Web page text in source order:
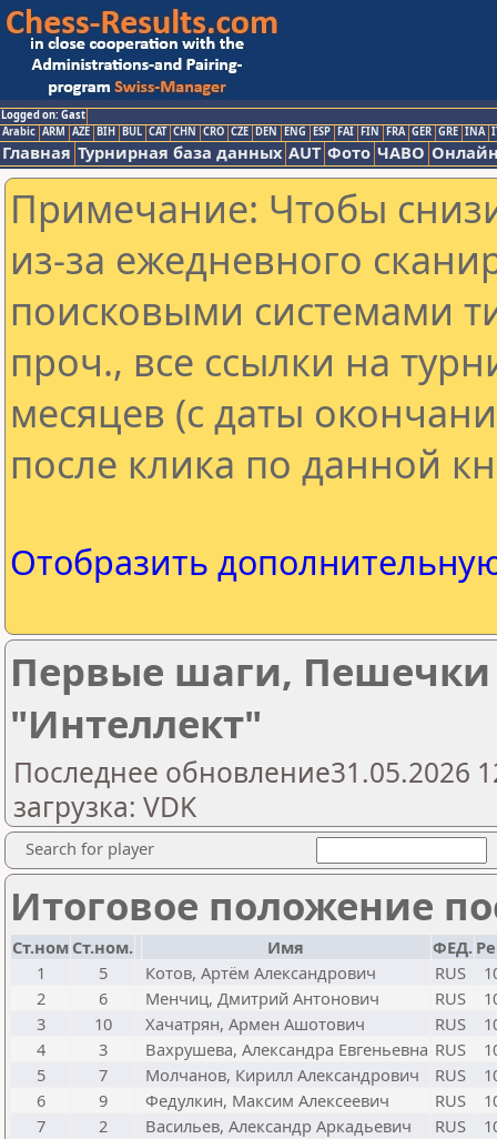
Logged on: Gast
Arabic ARM AZE BIH BUL CAT CHN CRO CZE DEN ENG ESP FAI FIN FRA GER GRE INA
Главная Турнирная база данных AUT Фото ЧАВО
Примечание: Чтобы
из-за ежедневного
поисковыми системами
проч., все ссылки на
месяцев (с даты
после клика по данной
Отобразить
Первые шаги, Пешечки
"Интеллект"
Последнее обновление31.05.2026
загрузка: VDK
Search for player
Итоговое положение
Ст.ном Ст.ном. Имя ФЕД.
1
5 Котов, Артём Александрович RUS
2
6 Менчиц, Дмитрий Антонович RUS
3
10 Хачатрян, Армен Ашотович RUS
4
3 Вахрушева, Александра Евгеньевна RUS
5
7 Молчанов, Кирилл Александрович RUS
6
9 Федулкин, Максим Алексеевич RUS
7
2 Васильев, Александр Аркадьевич RUS